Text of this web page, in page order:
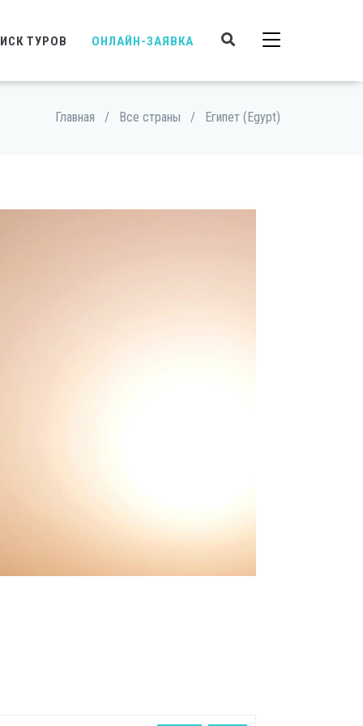
ТУРОВ ОНЛАЙН-ЗАЯВКА
Главная / Все страны / Египет (Egypt)